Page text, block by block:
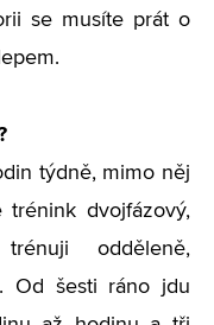
se musíte prát o
týdně, mimo něj
dvojfázový,
odděleně,
Od šesti ráno jdu